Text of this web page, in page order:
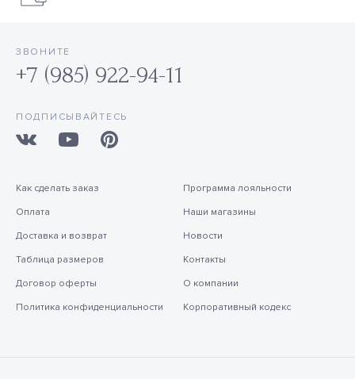
ЗВОНИТЕ
+7 (985) 922-94-11
ПОДПИСЫВАЙТЕСЬ
Как сделать заказ
Оплата
Доставка и возврат
Таблица размеров
Договор оферты
Политика конфиденциальности
Программа лояльности
Наши магазины
Новости
Контакты
О компании
Корпоративный кодекс